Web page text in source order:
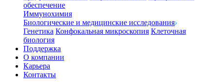
обеспечение
Иммунохимия
Биологические и медицинские исследования
Генетика Конфокальная микроскопия Клеточная
биология
Поддержка
О компании
Карьера
Контакты